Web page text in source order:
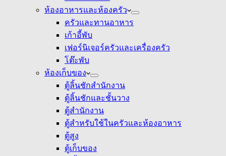
ห้องอาหารและห้องครัว
ครัวและทานอาหาร
เก้าอี้พับ
เฟอร์นิเจอร์ครัวและเครื่องครัว
โต๊ะพับ
ห้องเก็บของ
ตู้ลิ้นชักสำนักงาน
ตู้ลิ้นชักและชั้นวาง
ตู้สำนักงาน
ตู้สำหรับใช้ในครัวและห้องอาหาร
ตู้สูง
ตู้เก็บของ